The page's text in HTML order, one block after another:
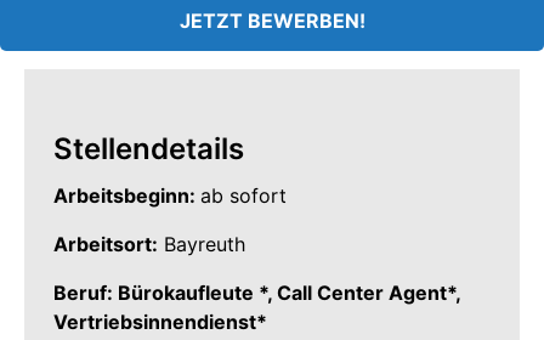
JETZT BEWERBEN!
Stellendetails
Arbeitsbeginn: ab sofort
Arbeitsort: Bayreuth
Beruf: Bürokaufleute *, Call Center Agent*,
Vertriebsinnendienst*